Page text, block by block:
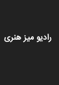
رادیو میز هنری